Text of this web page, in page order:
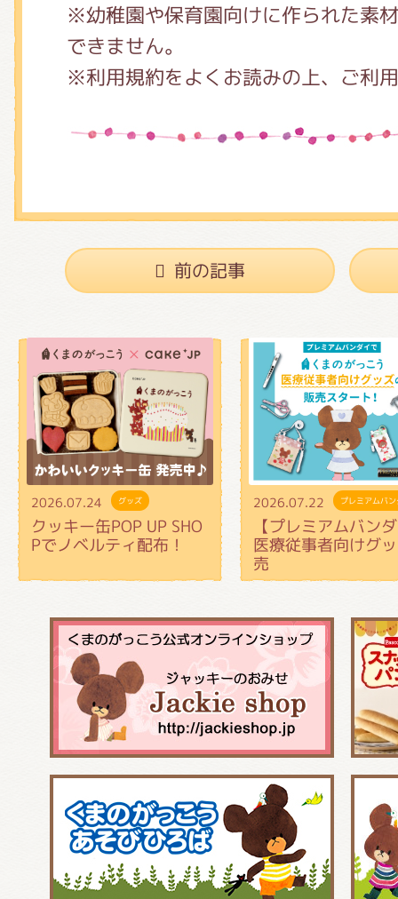
※幼稚園や保育園向けに作られた素
できません。
※利用規約をよくお読みの上、ご利
前の記事
2026.07.24 グッズ
クッキー缶POP UP SHO
Pでノベルティ配布！
2026.07.22 プレミアムバ
【プレミアムバン
医療従事者向けグ
売